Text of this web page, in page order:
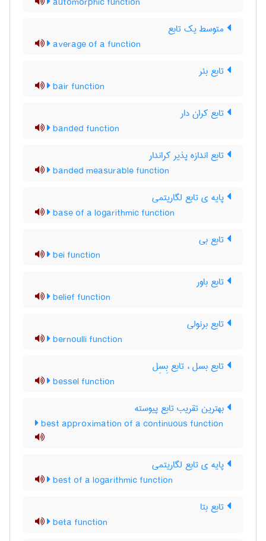
متوسط یک تابع
average of a function
تابع بئر
bair function
تابع کران دار
banded function
تابع اندازه پذیر کراندار
banded measurable function
پایه ی تابع لگاریتمی
base of a logarithmic function
تابع بی
bei function
تابع باور
belief function
تابع برنولی
bernoulli function
تابع بسل ، تابع بِسِل
bessel function
بهترین تقریب تابع پیوسته
best approximation of a continuous function
پایه ی تابع لگاریتمی
best of a logarithmic function
تابع بتا
beta function